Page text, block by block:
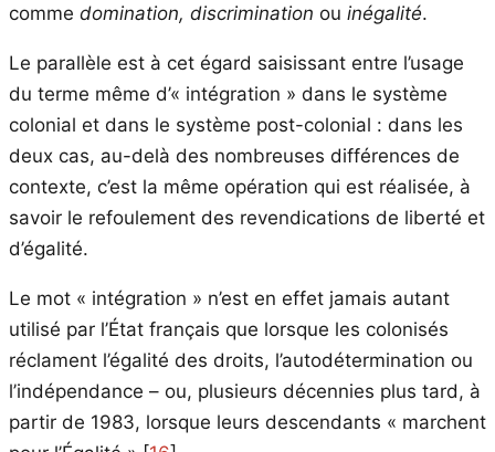
comme domination, discrimination ou inégalité.
Le parallèle est à cet égard saisissant entre l’usage
du terme même d’« intégration » dans le système
colonial et dans le système post-colonial : dans les
deux cas, au-delà des nombreuses différences de
contexte, c’est la même opération qui est réalisée, à
savoir le refoulement des revendications de liberté et
d’égalité.
Le mot « intégration » n’est en effet jamais autant
utilisé par l’État français que lorsque les colonisés
réclament l’égalité des droits, l’autodétermination ou
l’indépendance – ou, plusieurs décennies plus tard, à
partir de 1983, lorsque leurs descendants « marchent